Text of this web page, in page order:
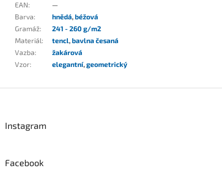
EAN:
—
Barva: hnědá,béžová
Gramáž:
241 - 260 g/m2
Materiál: tencl,bavlna česaná
Vazba:
žakárová
Vzor: elegantní,geometrický
Instagram
Facebook